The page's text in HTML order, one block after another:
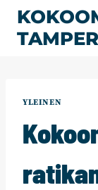
Siirry
sisältöön
YLEINEN